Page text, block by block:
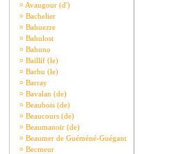
¤ Avaugour (d')
¤ Bachelier
¤ Bahuezre
¤ Bahulost
¤ Bahuno
¤ Baillif (le)
¤ Barbu (le)
¤ Barray
¤ Bavalan (de)
¤ Beaubois (de)
¤ Beaucours (de)
¤ Beaumanoir (de)
¤ Beaumer de Guéméné-Guégant
¤ Becmeur